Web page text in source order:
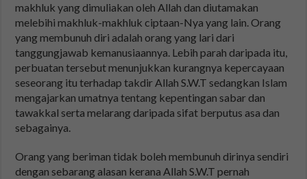
makhluk yang dimuliakan oleh Allah dan diutamakan
melebihi makhluk-makhluk ciptaan-Nya yang lain. Orang
yang membunuh diri adalah orang yang lari dari
tanggungjawab kemanusiaannya. Lebih parah daripada itu,
perbuatan tersebut menunjukkan kurangnya kepercayaan
seseorang itu terhadap takdir Allah S.W.T sedangkan Islam
mengajarkan umatnya tentang kepentingan sabar dan
tawakkal serta melarang daripada sifat berputus asa dan
sebagainya.
Orang yang beriman tidak boleh membunuh dirinya sendiri
dengan sebarang alasan kerana Allah S.W.T pernah